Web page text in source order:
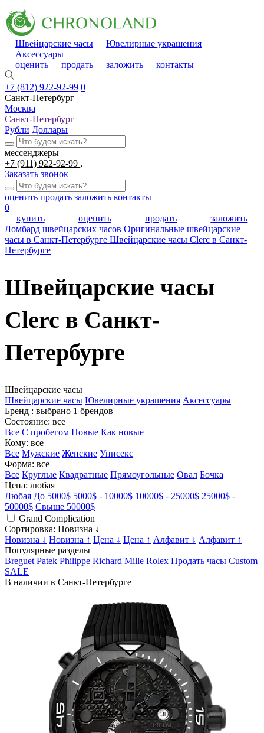
Швейцарские часы
Ювелирные украшения
Аксессуары
оценить
продать заложить контакты
+7 (812) 922-92-99 0
Санкт-Петербург
Москва
Санкт-Петербург
Рубли Доллары
мессенджеры
+7 (911) 922-92-99
Заказать звонок
оценить продать заложить контакты
0
купить
оценить продать
заложить
Ломбард швейцарских часов Оригинальные швейцарские
часы в Санкт-Петербурге Швейцарские часы Clerc в Санкт-
Петербурге
Швейцарские часы
Clerc в Санкт-
Петербурге
Швейцарские часы
Швейцарские часы Ювелирные украшения Аксессуары
Бренд : выбрано 1 брендов
Состояние: все
Все С пробегом Новые Как новые
Кому: все
Все Мужские Женские Унисекс
Форма: все
Все Круглые Квадратные Прямоугольные Овал Бочка
Цена: любая
Любая До 5000$ 5000$ - 10000$ 10000$ - 25000$ 25000$ -
50000$ Свыше 50000$
Grand Complication
Сортировка: Новизна ↓
Новизна ↓ Новизна ↑ Цена ↓ Цена ↑ Алфавит ↓ Алфавит ↑
Популярные разделы
Breguet Patek Philippe Richard Mille Rolex Продать часы Custom
SALE
В наличии в Санкт-Петербурге